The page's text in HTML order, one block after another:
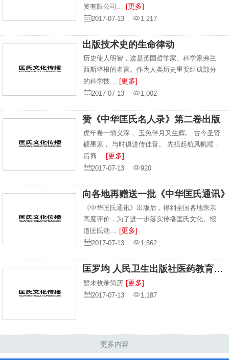
资有限公司…
[更多]
2017-07-13 1,217
出版技术史的生命律动
历史使人明智，这是英国哲学家、科学家弗兰
西斯培根的名言。作为人类历史重要组成部分
的科学技…
[更多]
2017-07-13 1,002
赞《中华匡氏名人录》第二卷出版
虎年卷一情义深， 玉兔伴月又生辉。 古今圣贤
硕果累， 与时俱进传佳音。 先祖起航风帆顺，
后裔…
[更多]
2017-07-13 920
向各地再赠送一批《中华匡氏通讯》
《中华匡氏通讯》出版后，得到全国各地宗亲
高度评价，为了进一步落实传播匡氏文化、报
道匡氏动…
[更多]
2017-07-13 1,562
匡罗均 人民卫生出版社医药教育出版中心主任
暂未收录简历 [更多]
2017-07-13 1,187
更多内容